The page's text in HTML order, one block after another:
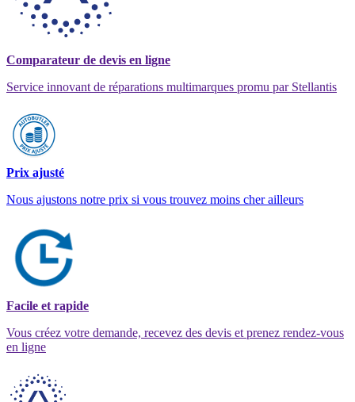
Comparateur de devis en ligne
Service innovant de réparations multimarques promu par Stellantis
Prix ajusté
Nous ajustons notre prix si vous trouvez moins cher ailleurs
Facile et rapide
Vous créez votre demande, recevez des devis et prenez rendez-vous
en ligne